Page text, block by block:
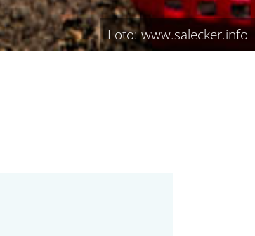
Foto: www.salecker.info